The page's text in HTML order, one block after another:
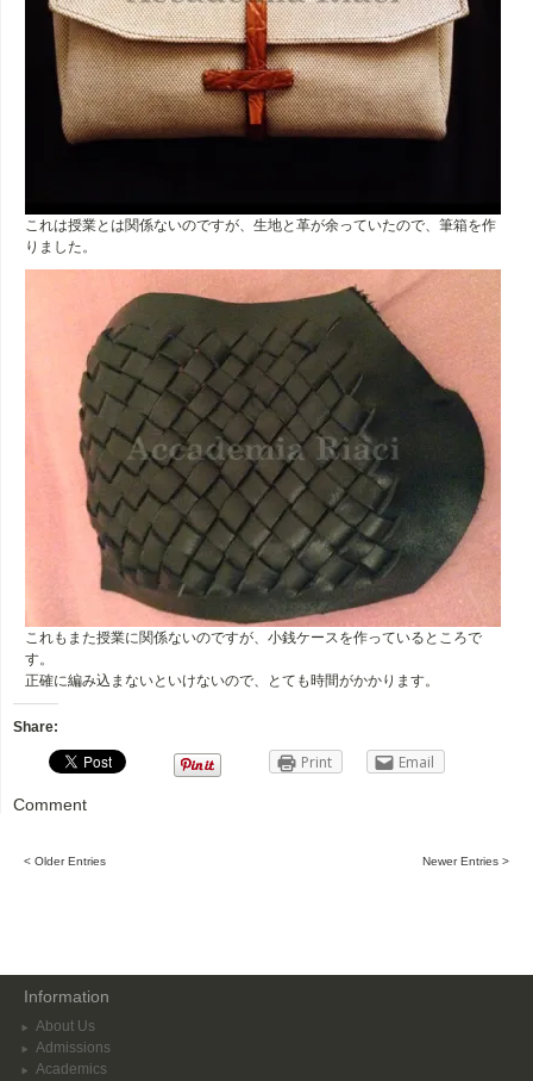
これは授業とは関係ないのですが、生地と革が余っていたので、筆箱を作
りました。
これもまた授業に関係ないのですが、小銭ケースを作っているところで
す。
正確に編み込まないといけないので、とても時間がかかります。
Share:
Print Email
Comment
< Older Entries Newer Entries >
Information
About Us
Admissions
Academics